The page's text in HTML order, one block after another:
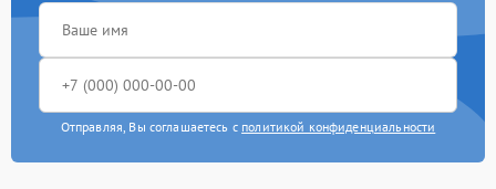
Отправляя, Вы соглашаетесь с политикой конфиденциальности